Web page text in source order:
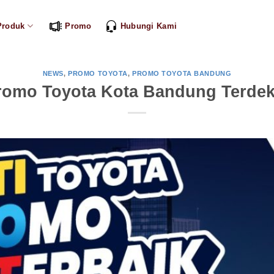
Promo Hubungi Kami
NEWS,PROMO TOYOTA,PROMO TOYOTA BANDUNG
Toyota Kota Bandung